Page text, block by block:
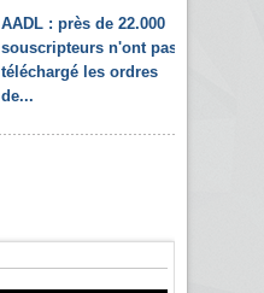
AADL : près de 22.000
souscripteurs n'ont pas
téléchargé les ordres
de...